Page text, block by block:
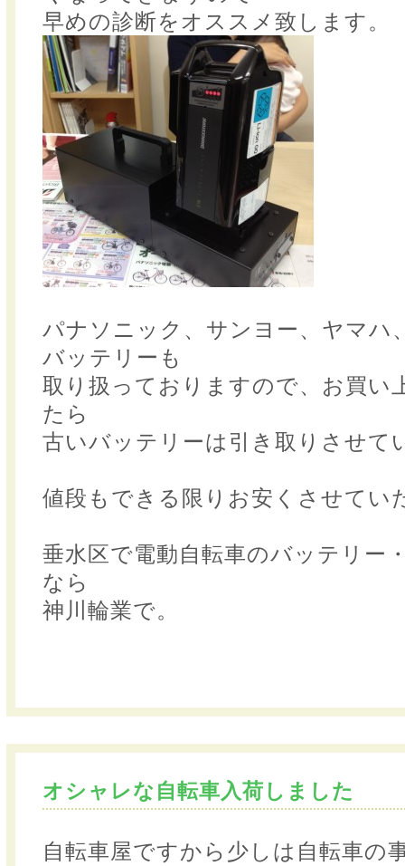
早めの診断をオススメ致します。
パナソニック、サンヨー、ヤマハ
バッテリーも
取り扱っておりますので、お買い
たら
古いバッテリーは引き取りさせて
値段もできる限りお安くさせてい
垂水区で電動自転車のバッテリー
なら
神川輪業で。
オシャレな自転車入荷しました
自転車屋ですから少しは自転車の